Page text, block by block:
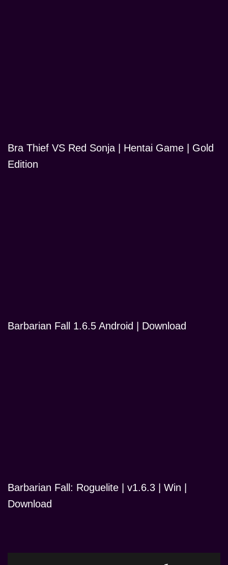
Bra Thief VS Red Sonja | Hentai Game | Gold
Edition
Barbarian Fall 1.6.5 Android | Download
Barbarian Fall: Roguelite | v1.6.3 | Win |
Download